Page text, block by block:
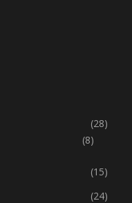
(28)
(8)
(15)
(24)